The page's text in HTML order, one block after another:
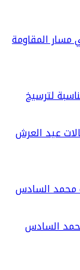
المقاومة
العرش